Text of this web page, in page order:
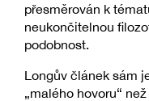
přesměrován k
neukončitelnou
podobnost.
Longův článek sám
„malého hovoru“